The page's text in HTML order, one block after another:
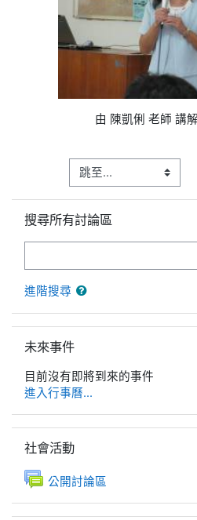
由 陳凱俐 老師 講
搜尋所有討論區
進階搜尋
未來事件
目前沒有即將到來的事件
進入行事曆...
社會活動
公開討論區